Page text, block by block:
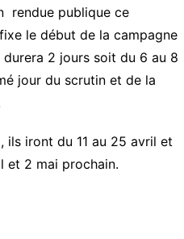
rendue publique ce
le début de la campagne
2 jours soit du 6 au 8
jour du scrutin et de la
ils iront du 11 au 25 avril et
et 2 mai prochain.